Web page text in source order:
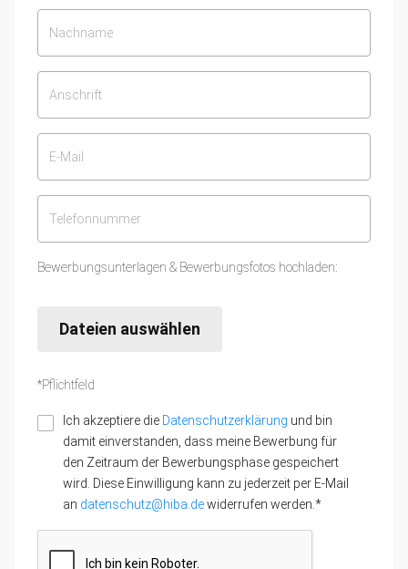
Bewerbungsunterlagen & Bewerbungsfotos hochladen:
Dateien auswählen
*Pflichtfeld
Ich akzeptiere die Datenschutzerklärung und bin
damit einverstanden, dass meine Bewerbung für
den Zeitraum der Bewerbungsphase gespeichert
wird. Diese Einwilligung kann zu jederzeit per E-Mail
an datenschutz@hiba.dewiderrufen werden.*